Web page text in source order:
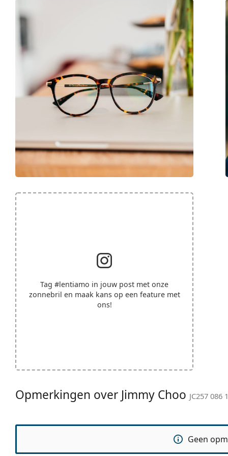
Tag #lentiamo in jouw post met onze
zonnebril en maak kans op een feature met
ons!
Opmerkingen over Jimmy Choo JC257 086
Geen